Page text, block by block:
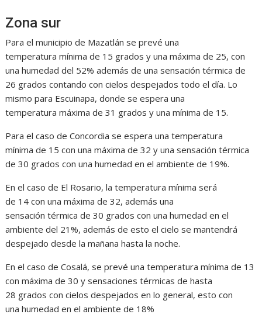
Zona sur
Para el municipio de Mazatlán se prevé una
temperatura mínima de 15 grados y una máxima de 25, con
una humedad del 52% además de una sensación térmica de
26 grados contando con cielos despejados todo el día. Lo
mismo para Escuinapa, donde se espera una
temperatura máxima de 31 grados y una mínima de 15.
Para el caso de Concordia se espera una temperatura
mínima de 15 con una máxima de 32 y una sensación térmica
de 30 grados con una humedad en el ambiente de 19%.
En el caso de El Rosario, la temperatura mínima será
de 14 con una máxima de 32, además una
sensación térmica de 30 grados con una humedad en el
ambiente del 21%, además de esto el cielo se mantendrá
despejado desde la mañana hasta la noche.
En el caso de Cosalá, se prevé una temperatura mínima de 13
con máxima de 30 y sensaciones térmicas de hasta
28 grados con cielos despejados en lo general, esto con
una humedad en el ambiente de 18%